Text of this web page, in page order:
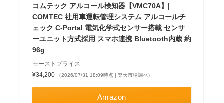
コムテック アルコール検知器【VMC70A】|
COMTEC 社用車運転管理システム アルコールチ
ェック C-Portal 電気化学式センサー搭載 センサ
ーユニット方式採用 スマホ連携 Bluetooth内蔵 約
96g
モーストプライス
¥34,200
（2026/07/31 18:09時点 | 楽天市場調べ）
Amazon